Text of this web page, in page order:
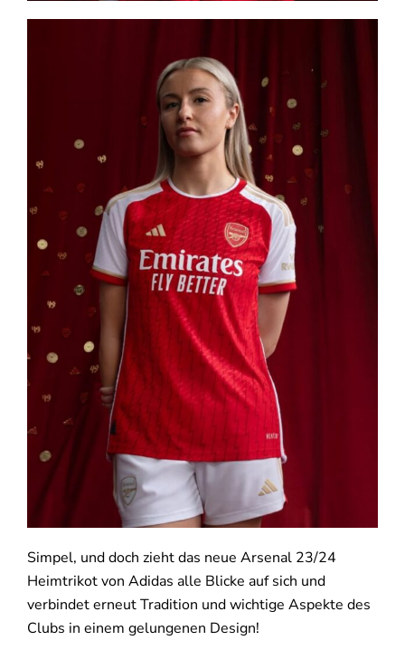
Simpel, und doch zieht das neue Arsenal 23/24
Heimtrikot von Adidas alle Blicke auf sich und
verbindet erneut Tradition und wichtige Aspekte des
Clubs in einem gelungenen Design!